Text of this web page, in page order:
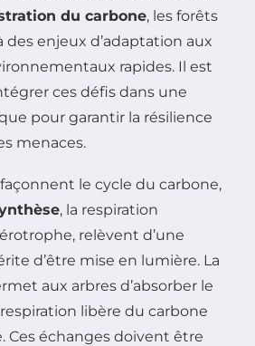
du carbone, les forêts
des enjeux d’adaptation aux
rapides. Il est
ces défis dans une
pour garantir la résilience
menaces.
le cycle du carbone,
, la respiration
relèvent d’une
d’être mise en lumière. La
aux arbres d’absorber le
libère du carbone
Ces échanges doivent être